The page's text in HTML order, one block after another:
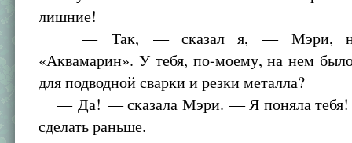
лишние!
— Так, — сказал я, — Мэри,
«Аквамарин». У тебя, по-моему, на нем
для подводной сварки и резки металла?
— Да! — сказала Мэри. — Я поняла тебя!
сделать раньше.